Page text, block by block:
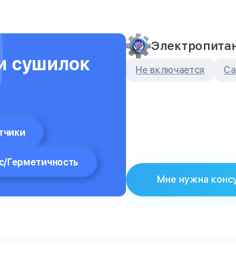
сушилок
Герметичность
Не включается
Мне нужна